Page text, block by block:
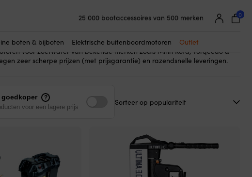
25 000 bootaccessoires van 500 merken
0
boten & bijboten Elektrische buitenboordmotoren Outlet
voor zoetwater – d.w.z. elektromotoren die speciaal zijn ontworpen
en elektronica.
voor zoetwater van bekende merken zoals Minn Kota, Torqeedo &
zeer scherpe prijzen (met prijsgarantie) en razendsnelle leveringen.
goedkoper ?
voor een lagere prijs